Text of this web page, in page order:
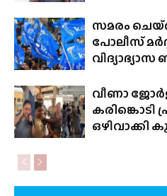
സമരം
പോലീസ്
വിദ്യാഭ്യാസ
വീണാ
കരിങ്കൊടി
ഒഴിവാക്കി